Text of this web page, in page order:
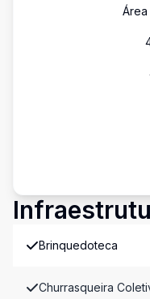
Área
Brinquedoteca
Churrasqueira